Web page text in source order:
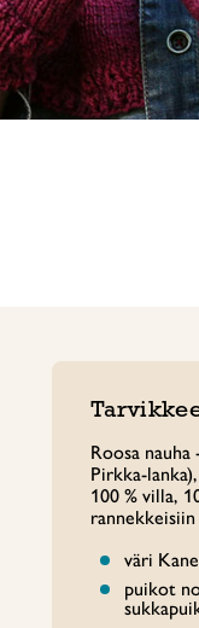
Roosa nauha
Pirkka-
100 % villa,
rannekkeisiin
väri
puikot